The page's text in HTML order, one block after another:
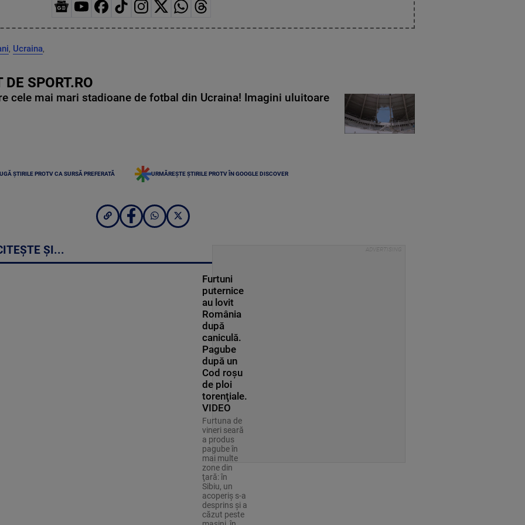
, Ucraina,
SPORT.RO
cele mai mari stadioane de fotbal din Ucraina! Imagini uluitoare
ȘTIRILE PROTV CA SURSĂ PREFERATĂ URMĂREȘTE ȘTIRILE PROTV ÎN GOOGLE DISCOVER
ȘI...
Furtuni
puternice
au lovit
România
după
caniculă.
Pagube
după un
Cod roşu
de ploi
torenţiale.
VIDEO
Furtuna de
vineri seară
a produs
pagube în
mai multe
zone din
ţară: în
Sibiu, un
acoperiş s-a
desprins și a
căzut peste